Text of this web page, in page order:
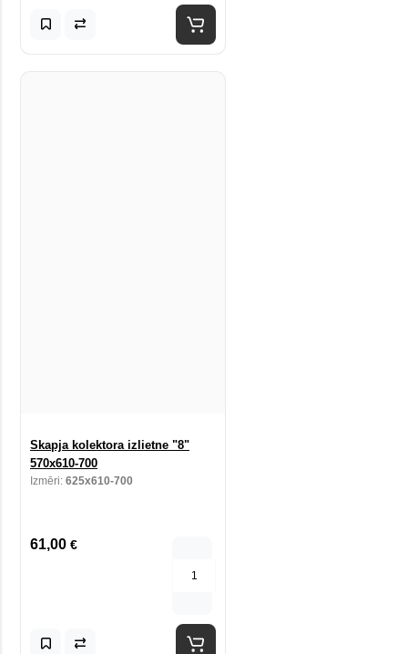
Skapja kolektora izlietne "8"
570x610-700
Izmēri: 625x610-700
61,00 €